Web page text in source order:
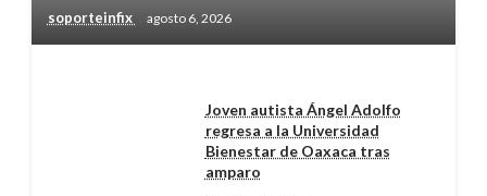
soporteinfix agosto 6, 2026
Joven autista Ángel Adolfo
regresa a la Universidad
Bienestar de Oaxaca tras
amparo